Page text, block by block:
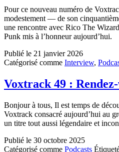
Pour ce nouveau numéro de
modestement — de son
une rencontre avec Rico The
Punk mis à l’honneur aujourd’hui.
Publié le 21 janvier 2026
Catégorisé comme Interview,
Voxtrack 49 :
Bonjour à tous, Il est temps de
Voxtrack consacré aujourd’hui au
un titre tout aussi légendaire et
Publié le 30 octobre 2025
Catégorisé comme Podcasts